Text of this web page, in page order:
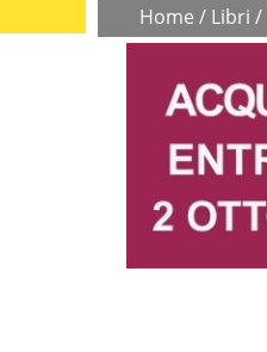
Home / Libri /